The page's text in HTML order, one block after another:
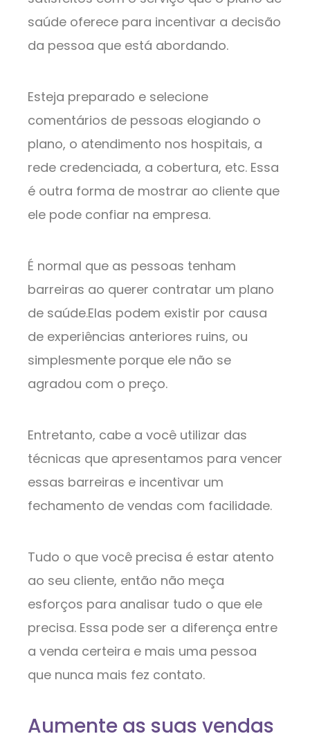
saúde oferece para incentivar a decisão
da pessoa que está abordando.
Esteja preparado e selecione
comentários de pessoas elogiando o
plano, o atendimento nos hospitais, a
rede credenciada, a cobertura, etc. Essa
é outra forma de mostrar ao cliente que
ele pode confiar na empresa.
É normal que as pessoas tenham
barreiras ao querer contratar um plano
de saúde.Elas podem existir por causa
de experiências anteriores ruins, ou
simplesmente porque ele não se
agradou com o preço.
Entretanto, cabe a você utilizar das
técnicas que apresentamos para vencer
essas barreiras e incentivar um
fechamento de vendas com facilidade.
Tudo o que você precisa é estar atento
ao seu cliente, então não meça
esforços para analisar tudo o que ele
precisa. Essa pode ser a diferença entre
a venda certeira e mais uma pessoa
que nunca mais fez contato.
Aumente as suas vendas